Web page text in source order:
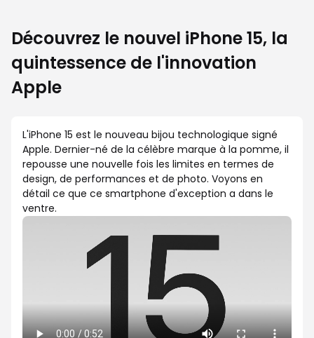
Découvrez le nouvel iPhone 15, la
quintessence de l'innovation
Apple
L'iPhone 15 est le nouveau bijou technologique signé
Apple. Dernier-né de la célèbre marque à la pomme, il
repousse une nouvelle fois les limites en termes de
design, de performances et de photo. Voyons en
détail ce que ce smartphone d'exception a dans le
ventre.